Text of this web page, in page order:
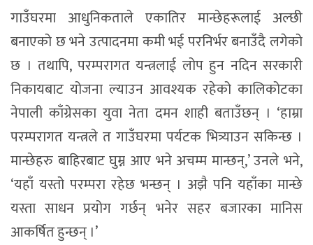
गाउँघरमा आधुनिकताले एकातिर मान्छेहरूलाई अल्छी
बनाएको छ भने उत्पादनमा कमी भई परनिर्भर बनाउँदै लगेको
छ । तथापि, परम्परागत यन्त्रलाई लोप हुन नदिन सरकारी
निकायबाट योजना ल्याउन आवश्यक रहेको कालिकोटका
नेपाली काँग्रेसका युवा नेता दमन शाही बताउँछन् । ‘हाम्रा
परम्परागत यन्त्रले त गाउँघरमा पर्यटक भित्र्याउन सकिन्छ ।
मान्छेहरु बाहिरबाट घुम्न आए भने अचम्म मान्छन्,’ उनले भने,
‘यहाँ यस्तो परम्परा रहेछ भन्छन् । अझै पनि यहाँका मान्छे
यस्ता साधन प्रयोग गर्छन् भनेर सहर बजारका मानिस
आकर्षित हुन्छन् ।’